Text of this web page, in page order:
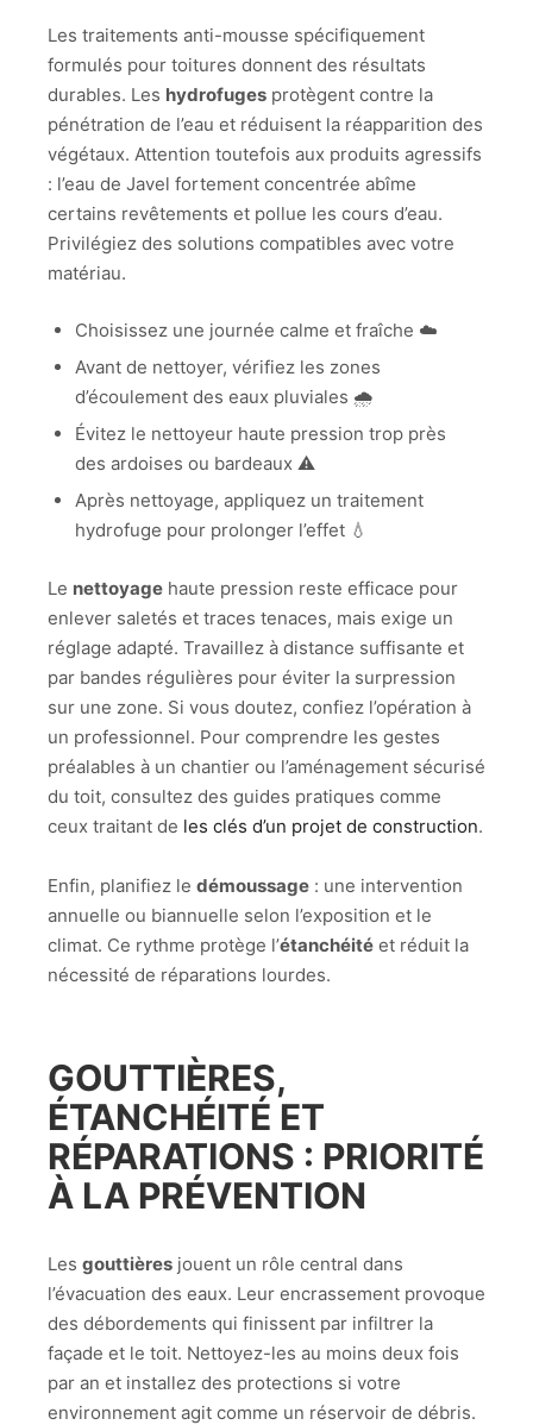
Les traitements anti-mousse spécifiquement
formulés pour toitures donnent des résultats
durables. Les hydrofuges protègent contre la
pénétration de l’eau et réduisent la réapparition des
végétaux. Attention toutefois aux produits agressifs
: l’eau de Javel fortement concentrée abîme
certains revêtements et pollue les cours d’eau.
Privilégiez des solutions compatibles avec votre
matériau.
Choisissez une journée calme et fraîche ☁️
Avant de nettoyer, vérifiez les zones
d’écoulement des eaux pluviales 🌧️
Évitez le nettoyeur haute pression trop près
des ardoises ou bardeaux ⚠️
Après nettoyage, appliquez un traitement
hydrofuge pour prolonger l’effet 💧
Le nettoyage haute pression reste efficace pour
enlever saletés et traces tenaces, mais exige un
réglage adapté. Travaillez à distance suffisante et
par bandes régulières pour éviter la surpression
sur une zone. Si vous doutez, confiez l’opération à
un professionnel. Pour comprendre les gestes
préalables à un chantier ou l’aménagement sécurisé
du toit, consultez des guides pratiques comme
ceux traitant de les clés d’un projet de construction.
Enfin, planifiez le démoussage : une intervention
annuelle ou biannuelle selon l’exposition et le
climat. Ce rythme protège l’étanchéité et réduit la
nécessité de réparations lourdes.
GOUTTIÈRES,
ÉTANCHÉITÉ ET
RÉPARATIONS : PRIORITÉ
À LA PRÉVENTION
Les gouttières jouent un rôle central dans
l’évacuation des eaux. Leur encrassement provoque
des débordements qui finissent par infiltrer la
façade et le toit. Nettoyez-les au moins deux fois
par an et installez des protections si votre
environnement agit comme un réservoir de débris.